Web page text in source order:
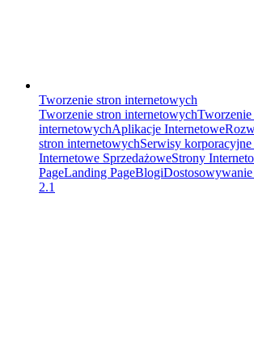
Tworzenie stron internetowych
Tworzenie stron internetowych
internetowychAplikacje Internetowe
stron internetowychSerwisy
Internetowe SprzedażoweStrony
PageLanding PageBlogi
2.1